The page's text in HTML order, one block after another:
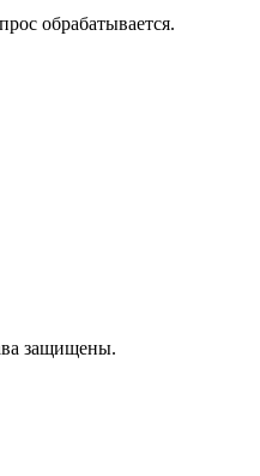
обрабатывается.
защищены.